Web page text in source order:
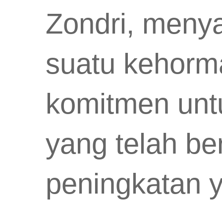
Zondri,
suatu
komitmen
yang telah
peningkatan